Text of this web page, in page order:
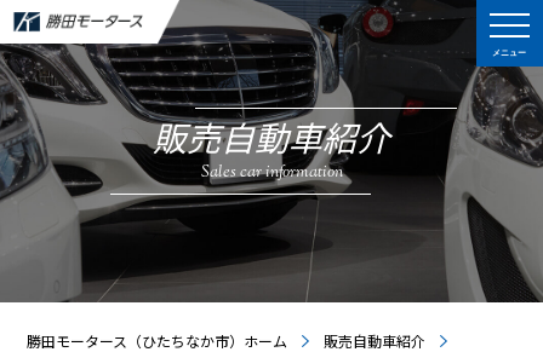
メニュー
販売自動車紹介
Sales car information
勝田モータース（ひたちなか市）ホーム
販売自動車紹介